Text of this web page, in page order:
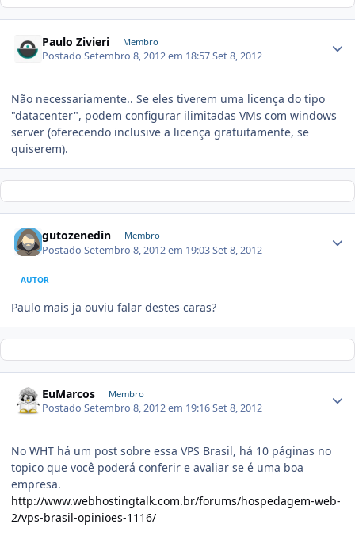
Paulo Zivieri Membro
PostadoSetembro 8, 2012 em 18:57Set 8, 2012
Não necessariamente.. Se eles tiverem uma licença do tipo
"datacenter", podem configurar ilimitadas VMs com windows
server (oferecendo inclusive a licença gratuitamente, se
quiserem).
gutozenedin Membro
PostadoSetembro 8, 2012 em 19:03Set 8, 2012
AUTOR
Paulo mais ja ouviu falar destes caras?
EuMarcos Membro
PostadoSetembro 8, 2012 em 19:16Set 8, 2012
No WHT há um post sobre essa VPS Brasil, há 10 páginas no
topico que você poderá conferir e avaliar se é uma boa
empresa.
http://www.webhostingtalk.com.br/forums/hospedagem-web-
2/vps-brasil-opinioes-1116/